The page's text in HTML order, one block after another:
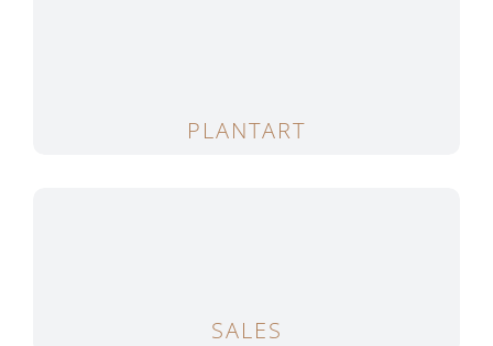
PLANTART
SALES